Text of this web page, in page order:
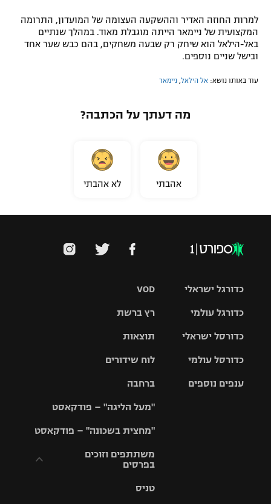
למרות החוזה האדיר וההשקעה העצומה של המועדון, התרומה
המקצועית של ניימאר הייתה מוגבלת מאוד. במהלך שנתיים
באל-הילאל הוא שיחק רק שבעה משחקים, בהם כבש שער אחד
ובישל שניים נוספים.
עוד באותו נושא: אל הילאל, ניימאר
מה דעתך על הכתבה?
אהבתי לא אהבתי
VOD
רץ ברשת
תוצאות
לוח שידורים
ברחבה
"מעל הליגה" – פודקאסט
"מחצית בשכונה" – פודקאסט
משתתפים וזוכים
בפרסים
טניס
כדורגל ישראלי
גביע הטוטו
כדורגל עולמי
האלופות
ליגה
כדורסל ישראלי
סל
כדורסל עולמי
ענפים נוספים